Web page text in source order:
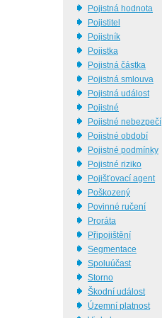
Pojistná hodnota
Pojistitel
Pojistník
Pojistka
Pojistná částka
Pojistná smlouva
Pojistná událost
Pojistné
Pojistné nebezpečí
Pojistné období
Pojistné podmínky
Pojistné riziko
Pojišťovací agent
Poškozený
Povinné ručení
Proráta
Připojištění
Segmentace
Spoluúčast
Storno
Škodní událost
Územní platnost